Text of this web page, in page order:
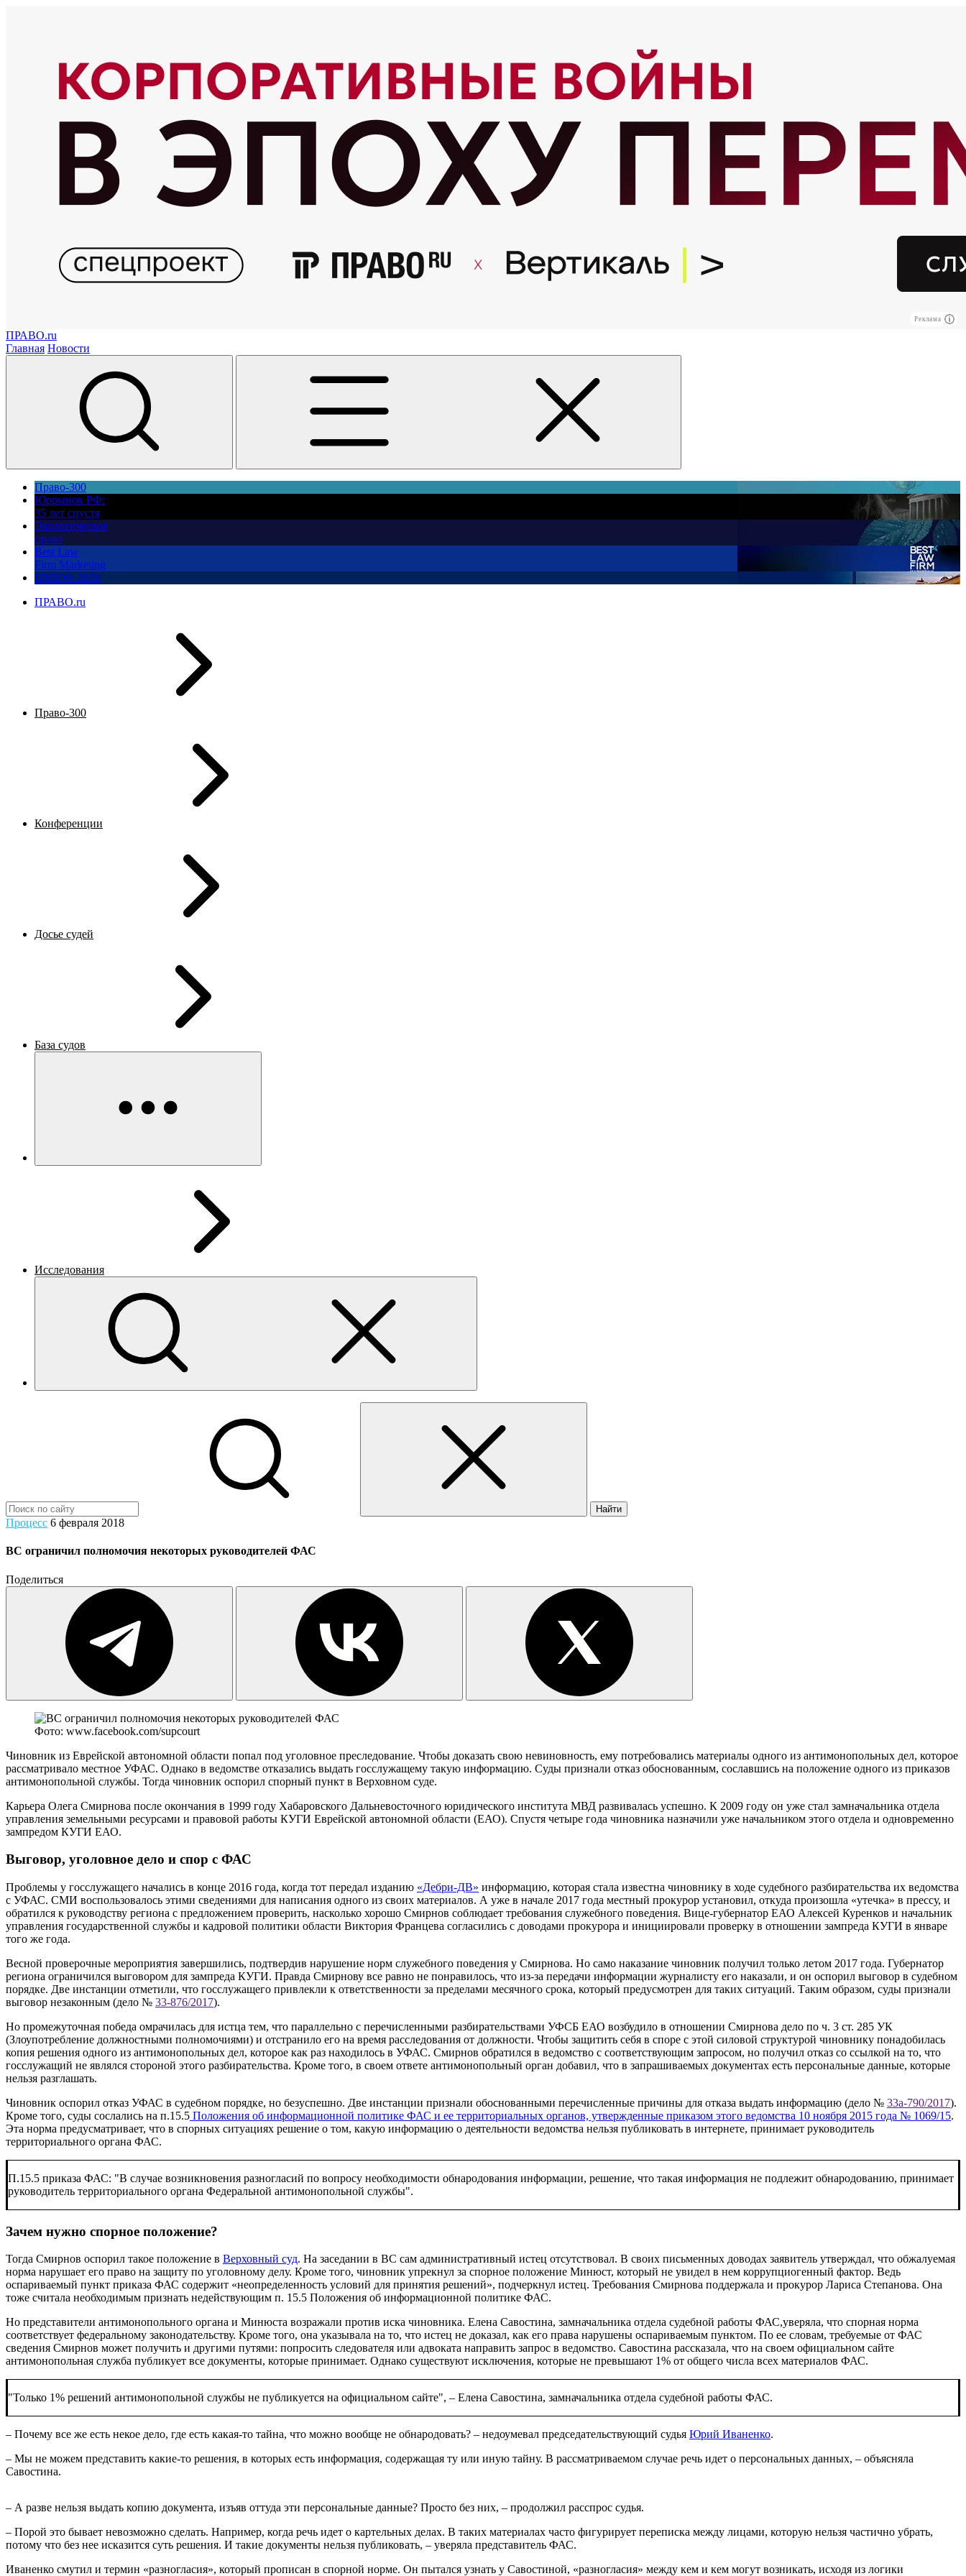
Реклама
ПРАВО.ru
Главная Новости
Право-300
Юррынок РФ:
35 лет спустя
Экологическое
право
Best Law
Firm Marketing
ПМЮФ 2026
ПРАВО.ru
Право-300
Конференции
Досье судей
База судов
Исследования
Найти
Процесс 6 февраля 2018
ВС ограничил полномочия некоторых руководителей ФАС
Поделиться
Фото: www.facebook.com/supcourt
Чиновник из Еврейской автономной области попал под уголовное преследование. Чтобы доказать свою невиновность, ему потребовались материалы одного из антимонопольных дел, которое
рассматривало местное УФАС. Однако в ведомстве отказались выдать госслужащему такую информацию. Суды признали отказ обоснованным, сославшись на положение одного из приказов
антимонопольной службы. Тогда чиновник оспорил спорный пункт в Верховном суде.
Карьера Олега Смирнова после окончания в 1999 году Хабаровского Дальневосточного юридического института МВД развивалась успешно. К 2009 году он уже стал замначальника отдела
управления земельными ресурсами и правовой работы КУГИ Еврейской автономной области (ЕАО). Спустя четыре года чиновника назначили уже начальником этого отдела и одновременно
зампредом КУГИ ЕАО.
Выговор, уголовное дело и спор с ФАС
Проблемы у госслужащего начались в конце 2016 года, когда тот передал изданию «Дебри-ДВ» информацию, которая стала известна чиновнику в ходе судебного разбирательства их ведомства
с УФАС. СМИ воспользовалось этими сведениями для написания одного из своих материалов. А уже в начале 2017 года местный прокурор установил, откуда произошла «утечка» в прессу, и
обратился к руководству региона с предложением проверить, насколько хорошо Смирнов соблюдает требования служебного поведения. Вице-губернатор ЕАО Алексей Куренков и начальник
управления государственной службы и кадровой политики области Виктория Францева согласились с доводами прокурора и инициировали проверку в отношении зампреда КУГИ в январе
того же года.
Весной проверочные мероприятия завершились, подтвердив нарушение норм служебного поведения у Смирнова. Но само наказание чиновник получил только летом 2017 года. Губернатор
региона ограничился выговором для зампреда КУГИ. Правда Смирнову все равно не понравилось, что из-за передачи информации журналисту его наказали, и он оспорил выговор в судебном
порядке. Две инстанции отметили, что госслужащего привлекли к ответственности за пределами месячного срока, который предусмотрен для таких ситуаций. Таким образом, суды признали
выговор незаконным (дело № 33-876/2017).
Но промежуточная победа омрачилась для истца тем, что параллельно с перечисленными разбирательствами УФСБ ЕАО возбудило в отношении Смирнова дело по ч. 3 ст. 285 УК
(Злоупотребление должностными полномочиями) и отстранило его на время расследования от должности. Чтобы защитить себя в споре с этой силовой структурой чиновнику понадобилась
копия решения одного из антимонопольных дел, которое как раз находилось в УФАС. Смирнов обратился в ведомство с соответствующим запросом, но получил отказ со ссылкой на то, что
госслужащий не являлся стороной этого разбирательства. Кроме того, в своем ответе антимонопольный орган добавил, что в запрашиваемых документах есть персональные данные, которые
нельзя разглашать.
Чиновник оспорил отказ УФАС в судебном порядке, но безуспешно. Две инстанции признали обоснованными перечисленные причины для отказа выдать информацию (дело № 33а-790/2017).
Кроме того, суды сослались на п.15.5 Положения об информационной политике ФАС и ее территориальных органов, утвержденные приказом этого ведомства 10 ноября 2015 года № 1069/15.
Эта норма предусматривает, что в спорных ситуациях решение о том, какую информацию о деятельности ведомства нельзя публиковать в интернете, принимает руководитель
территориального органа ФАС.
П.15.5 приказа ФАС: "В случае возникновения разногласий по вопросу необходимости обнародования информации, решение, что такая информация не подлежит обнародованию, принимает
руководитель территориального органа Федеральной антимонопольной службы".
Зачем нужно спорное положение?
Тогда Смирнов оспорил такое положение в Верховный суд. На заседании в ВС сам административный истец отсутствовал. В своих письменных доводах заявитель утверждал, что обжалуемая
норма нарушает его право на защиту по уголовному делу. Кроме того, чиновник упрекнул за спорное положение Минюст, который не увидел в нем коррупциогенный фактор. Ведь
оспариваемый пункт приказа ФАС содержит «неопределенность условий для принятия решений», подчеркнул истец. Требования Смирнова поддержала и прокурор Лариса Степанова. Она
тоже считала необходимым признать недействующим п. 15.5 Положения об информационной политике ФАС.
Но представители антимонопольного органа и Минюста возражали против иска чиновника. Елена Савостина, замначальника отдела судебной работы ФАС,уверяла, что спорная норма
соответствует федеральному законодательству. Кроме того, она указывала на то, что истец не доказал, как его права нарушены оспариваемым пунктом. По ее словам, требуемые от ФАС
сведения Смирнов может получить и другими путями: попросить следователя или адвоката направить запрос в ведомство. Савостина рассказала, что на своем официальном сайте
антимонопольная служба публикует все документы, которые принимает. Однако существуют исключения, которые не превышают 1% от общего числа всех материалов ФАС.
"Только 1% решений антимонопольной службы не публикуется на официальном сайте", – Елена Савостина, замначальника отдела судебной работы ФАС.
– Почему все же есть некое дело, где есть какая-то тайна, что можно вообще не обнародовать? – недоумевал председательствующий судья Юрий Иваненко.
– Мы не можем представить какие-то решения, в которых есть информация, содержащая ту или иную тайну. В рассматриваемом случае речь идет о персональных данных, – объясняла
Савостина.
– А разве нельзя выдать копию документа, изъяв оттуда эти персональные данные? Просто без них, – продолжил расспрос судья.
– Порой это бывает невозможно сделать. Например, когда речь идет о картельных делах. В таких материалах часто фигурирует переписка между лицами, которую нельзя частично убрать,
потому что без нее исказится суть решения. И такие документы нельзя публиковать, – уверяла представитель ФАС.
Иваненко смутил и термин «разногласия», который прописан в спорной норме. Он пытался узнать у Савостиной, «разногласия» между кем и кем могут возникать, исходя из логики